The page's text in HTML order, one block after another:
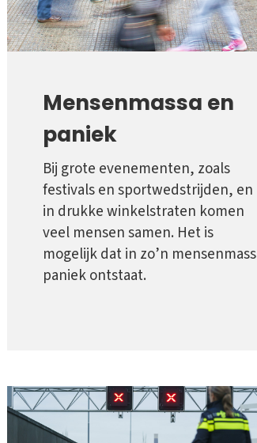
Mensenmassa en
paniek
Bij grote evenementen, zoals
festivals en sportwedstrijden, en
in drukke winkelstraten komen
veel mensen samen. Het is
mogelijk dat in zo’n
paniek ontstaat.